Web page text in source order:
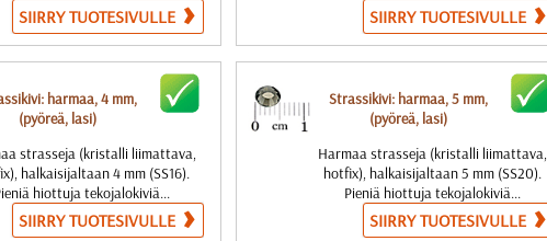
SIIRRY TUOTESIVULLE SIIRRY TUOTESIVULLE
harmaa, 4 mm,
(pyöreä, lasi)
strasseja (kristalli liimattava,
halkaisijaltaan 4 mm (SS16).
hiottuja tekojalokiviä...
SIIRRY TUOTESIVULLE
Strassikivi: harmaa, 5 mm,
(pyöreä, lasi)
Harmaa strasseja (kristalli liimattava,
hotfix), halkaisijaltaan 5 mm (SS20).
Pieniä hiottuja tekojalokiviä...
SIIRRY TUOTESIVULLE